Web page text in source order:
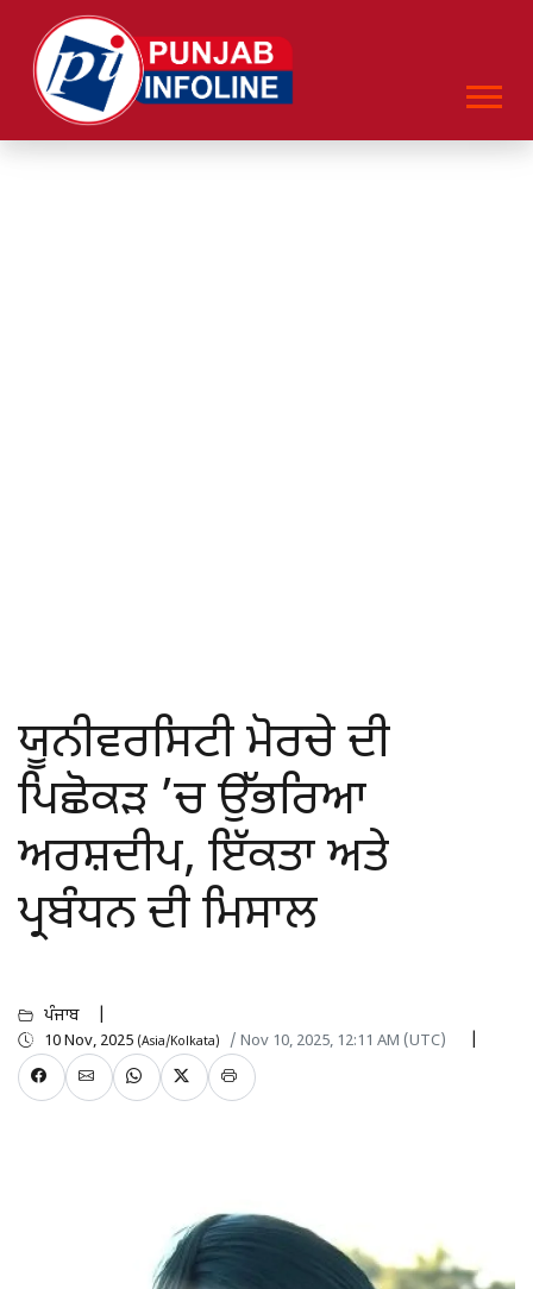
ਯੂਨੀਵਰਸਿਟੀ ਮੋਰਚੇ ਦੀ
ਪਿਛੋਕੜ ’ਚ ਉੱਭਰਿਆ
ਅਰਸ਼ਦੀਪ, ਇੱਕਤਾ ਅਤੇ
ਪ੍ਰਬੰਧਨ ਦੀ ਮਿਸਾਲ
ਪੰਜਾਬ
10 Nov, 2025 (Asia/Kolkata) / Nov 10, 2025, 12:11 AM (UTC)